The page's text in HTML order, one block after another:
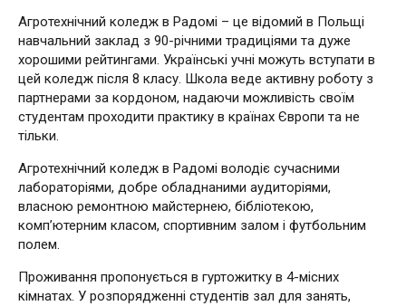
Агротехнічний коледж в Радомі – це відомий в Польщі
навчальний заклад з 90-річними традиціями та дуже
хорошими рейтингами. Українські учні можуть вступати в
цей коледж після 8 класу. Школа веде активну роботу з
партнерами за кордоном, надаючи можливість своїм
студентам проходити практику в країнах Європи та не
тільки.
Агротехнічний коледж в Радомі володіє сучасними
лабораторіями, добре обладнаними аудиторіями,
власною ремонтною майстернею, бібліотекою,
комп’ютерним класом, спортивним залом і футбольним
полем.
Проживання пропонується в гуртожитку в 4-місних
кімнатах. У розпорядженні студентів зал для занять,